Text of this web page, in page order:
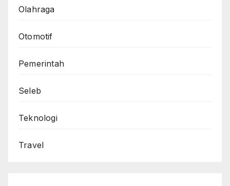
Olahraga
Otomotif
Pemerintah
Seleb
Teknologi
Travel